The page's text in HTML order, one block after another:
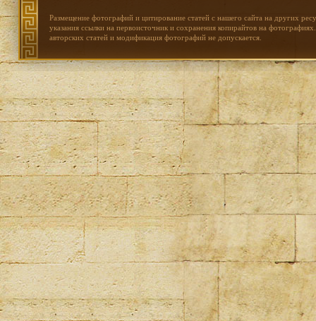
Размещение фотографий и цитирование статей с нашего сайта на других
указания ссылки на первоисточник и сохранения копирайтов на
авторских статей и модификация фотографий не допускается.